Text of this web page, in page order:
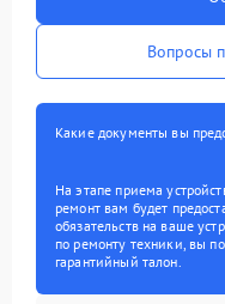
Вопросы
Какие документы вы
На этапе приема
ремонт вам будет
обязательств на ваше
по ремонту техники, вы
гарантийный талон.